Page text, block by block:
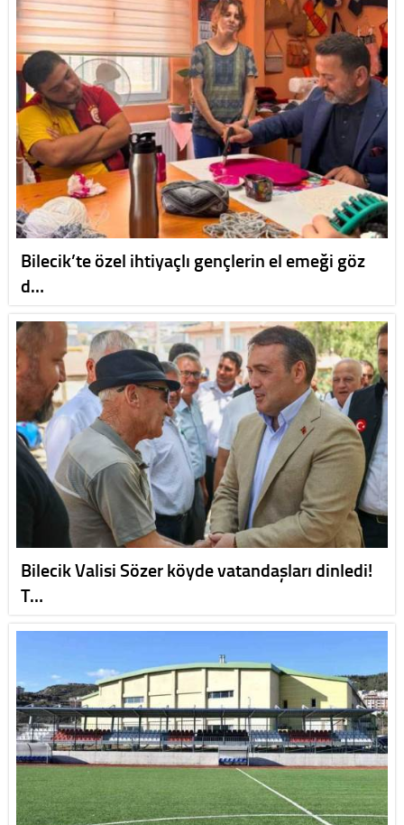
Bilecik’te özel ihtiyaçlı gençlerin el emeği göz
d…
Bilecik Valisi Sözer köyde vatandaşları dinledi!
T…